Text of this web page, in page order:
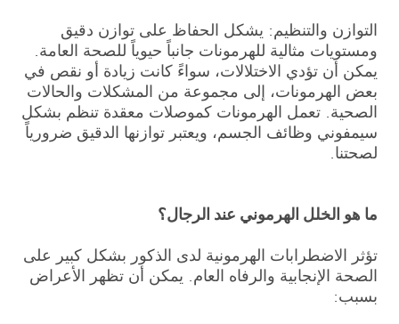
التوازن والتنظيم: يشكل الحفاظ على توازن دقيق
ومستويات مثالية للهرمونات جانباً حيوياً للصحة العامة.
يمكن أن تؤدي الاختلالات، سواءً كانت زيادة أو نقص في
بعض الهرمونات، إلى مجموعة من المشكلات والحالات
الصحية. تعمل الهرمونات كموصلات معقدة تنظم بشكل
سيمفوني وظائف الجسم، ويعتبر توازنها الدقيق ضرورياً
لصحتنا.
ما هو الخلل الهرموني عند الرجال؟
تؤثر الاضطرابات الهرمونية لدى الذكور بشكل كبير على
الصحة الإنجابية والرفاه العام. يمكن أن تظهر الأعراض
بسبب: